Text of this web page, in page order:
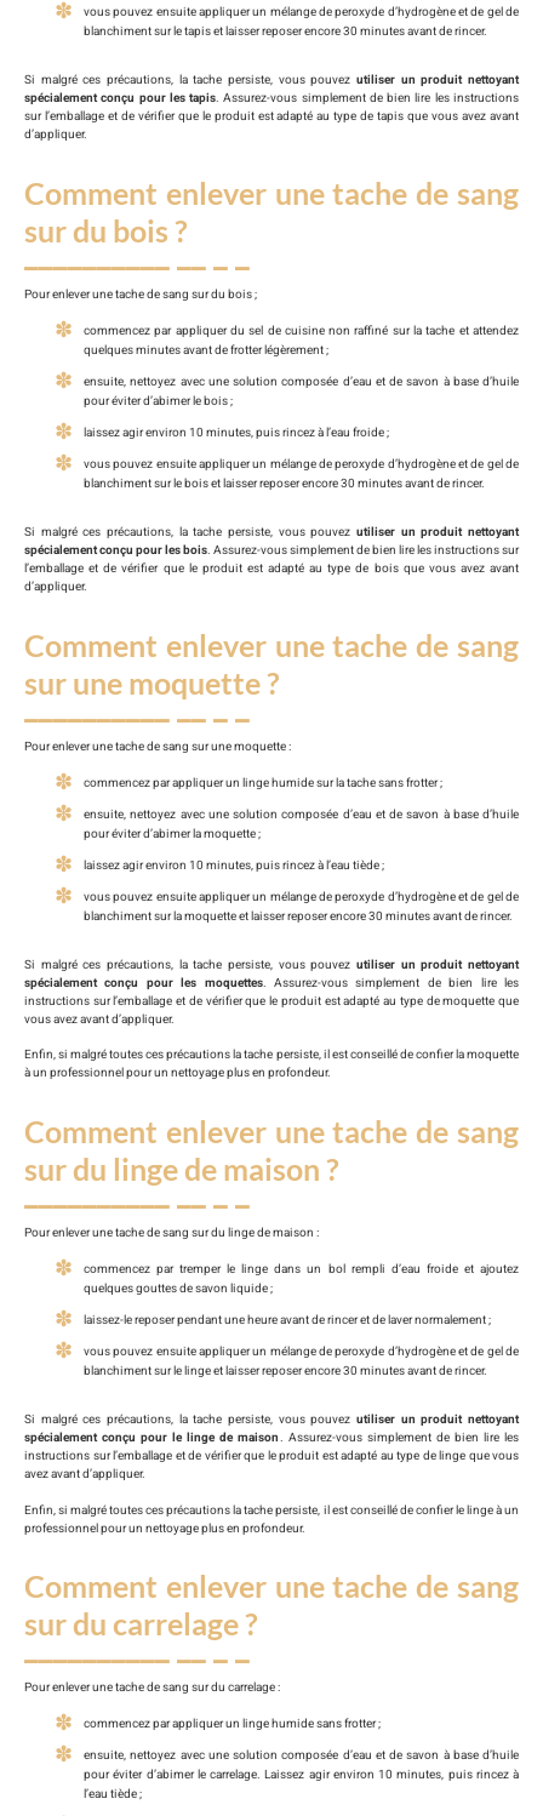
vous pouvez ensuite appliquer un mélange de peroxyde d’hydrogène et de gel de
blanchiment sur le tapis et laisser reposer encore 30 minutes avant de rincer.
Si malgré ces précautions, la tache persiste, vous pouvez utiliser un produit nettoyant
spécialement conçu pour les tapis. Assurez-vous simplement de bien lire les instructions
sur l’emballage et de vérifier que le produit est adapté au type de tapis que vous avez avant
d’appliquer.
Comment enlever une tache de sang
sur du bois ?
Pour enlever une tache de sang sur du bois ;
commencez par appliquer du sel de cuisine non raffiné sur la tache et attendez
quelques minutes avant de frotter légèrement ;
ensuite, nettoyez avec une solution composée d’eau et de savon à base d’huile
pour éviter d’abimer le bois ;
laissez agir environ 10 minutes, puis rincez à l’eau froide ;
vous pouvez ensuite appliquer un mélange de peroxyde d’hydrogène et de gel de
blanchiment sur le bois et laisser reposer encore 30 minutes avant de rincer.
Si malgré ces précautions, la tache persiste, vous pouvez utiliser un produit nettoyant
spécialement conçu pour les bois. Assurez-vous simplement de bien lire les instructions sur
l’emballage et de vérifier que le produit est adapté au type de bois que vous avez avant
d’appliquer.
Comment enlever une tache de sang
sur une moquette ?
Pour enlever une tache de sang sur une moquette :
commencez par appliquer un linge humide sur la tache sans frotter ;
ensuite, nettoyez avec une solution composée d’eau et de savon à base d’huile
pour éviter d’abimer la moquette ;
laissez agir environ 10 minutes, puis rincez à l’eau tiède ;
vous pouvez ensuite appliquer un mélange de peroxyde d’hydrogène et de gel de
blanchiment sur la moquette et laisser reposer encore 30 minutes avant de rincer.
Si malgré ces précautions, la tache persiste, vous pouvez utiliser un produit nettoyant
spécialement conçu pour les moquettes. Assurez-vous simplement de bien lire les
instructions sur l’emballage et de vérifier que le produit est adapté au type de moquette que
vous avez avant d’appliquer.
Enfin, si malgré toutes ces précautions la tache persiste, il est conseillé de confier la moquette
à un professionnel pour un nettoyage plus en profondeur.
Comment enlever une tache de sang
sur du linge de maison ?
Pour enlever une tache de sang sur du linge de maison :
commencez par tremper le linge dans un bol rempli d’eau froide et ajoutez
quelques gouttes de savon liquide ;
laissez-le reposer pendant une heure avant de rincer et de laver normalement ;
vous pouvez ensuite appliquer un mélange de peroxyde d’hydrogène et de gel de
blanchiment sur le linge et laisser reposer encore 30 minutes avant de rincer.
Si malgré ces précautions, la tache persiste, vous pouvez utiliser un produit nettoyant
spécialement conçu pour le linge de maison. Assurez-vous simplement de bien lire les
instructions sur l’emballage et de vérifier que le produit est adapté au type de linge que vous
avez avant d’appliquer.
Enfin, si malgré toutes ces précautions la tache persiste, il est conseillé de confier le linge à un
professionnel pour un nettoyage plus en profondeur.
Comment enlever une tache de sang
sur du carrelage ?
Pour enlever une tache de sang sur du carrelage :
commencez par appliquer un linge humide sans frotter ;
ensuite, nettoyez avec une solution composée d’eau et de savon à base d’huile
pour éviter d’abimer le carrelage. Laissez agir environ 10 minutes, puis rincez à
l’eau tiède ;